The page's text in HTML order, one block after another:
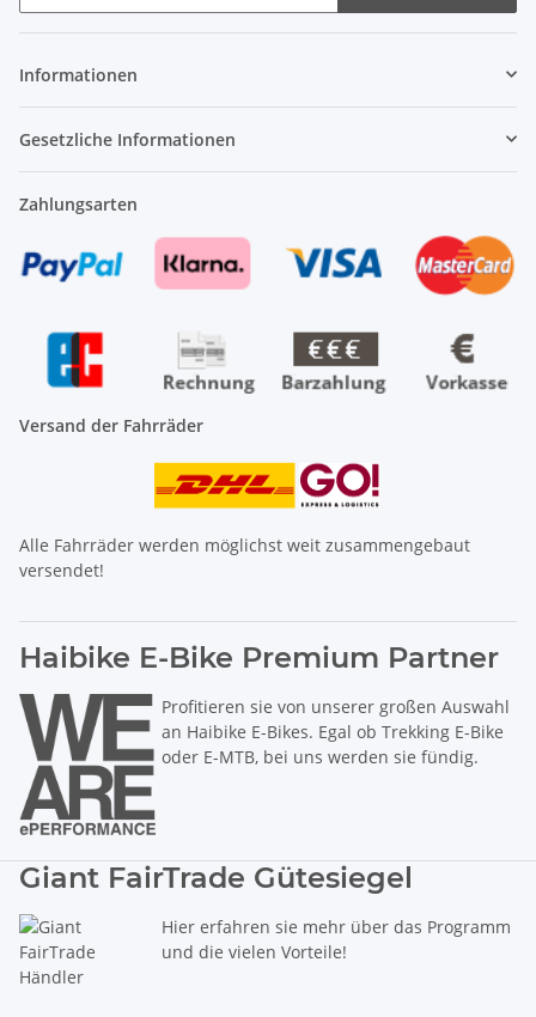
Informationen
Gesetzliche Informationen
Zahlungsarten
Versand der Fahrräder
Alle Fahrräder werden möglichst weit zusammengebaut
versendet!
Haibike E-Bike Premium Partner
Profitieren sie von unserer großen Auswahl
an Haibike E-Bikes. Egal ob Trekking E-Bike
oder E-MTB, bei uns werden sie fündig.
Giant FairTrade Gütesiegel
Hier erfahren sie mehr über das Programm
und die vielen Vorteile!